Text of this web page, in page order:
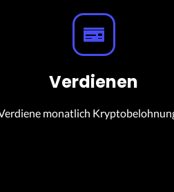
Verdienen
monatlich